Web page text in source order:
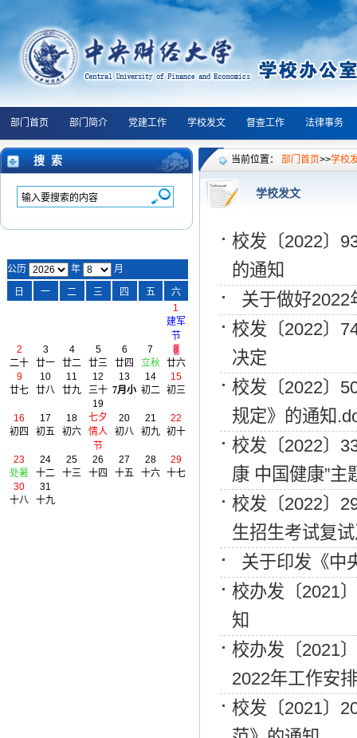
部门首页 部门简介 党建工作 学校发文 督查工作 法律事务
搜 索
公历 年 月
日 一 二 三 四 五
六
1
建军
节
2
二十
3
廿一
4
廿二
5
廿三
6
廿四
7
立秋
8
廿六
9
廿七
10
廿八
11
廿九
12
三十
13
7月小
14
初二
15
初三
16
初四
17
初五
18
初六
19
七夕
情人
节
20
初八
21
初九
22
初十
23
处暑
24
十二
25
十三
26
十四
27
十五
28
十六
29
十七
30
十八
31
十九
当前位置： 部门首页>>学校
学校发文
校发〔2022〕
的通知
关于做好2022
校发〔2022〕
决定
校发〔2022〕
规定》的通知
校发〔2022〕
康 中国健康”主
校发〔2022〕
生招生考试复
关于印发《中
校办发〔2021
知
校办发〔2021
2022年工作安
校发〔2021〕